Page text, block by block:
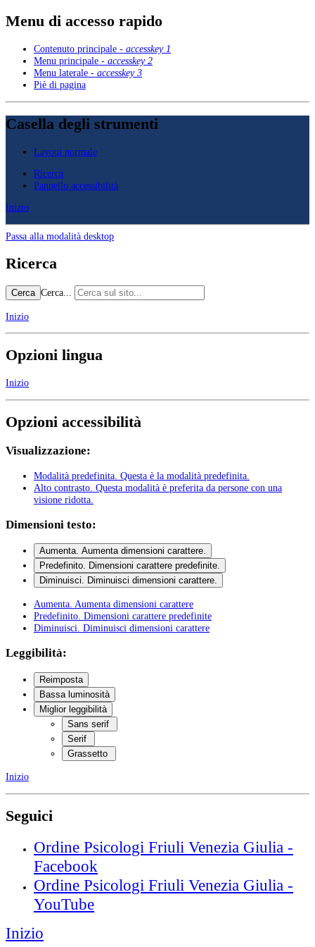
Menu di accesso rapido
Contenuto principale - accesskey 1
Menu principale - accesskey 2
Menu laterale - accesskey 3
Piè di pagina
Casella degli strumenti
Layout normale
Ricerca
Pannello accessibilità
Inizio
Passa alla modalità desktop
Ricerca
Cerca Cerca...
Inizio
Opzioni lingua
Inizio
Opzioni accessibilità
Visualizzazione:
Modalità predefinita . Questa è la modalità predefinita.
Alto contrasto . Questa modalità è preferita da persone con una
visione ridotta.
Dimensioni testo:
Aumenta. Aumenta dimensioni carattere.
Predefinito. Dimensioni carattere predefinite.
Diminuisci. Diminuisci dimensioni carattere.
Aumenta . Aumenta dimensioni carattere
Predefinito . Dimensioni carattere predefinite
Diminuisci . Diminuisci dimensioni carattere
Leggibilità:
Reimposta
Bassa luminosità
Miglior leggibilità
Sans serif
Serif
Grassetto
Inizio
Seguici
Ordine Psicologi Friuli Venezia Giulia -
Facebook
Ordine Psicologi Friuli Venezia Giulia -
YouTube
Inizio